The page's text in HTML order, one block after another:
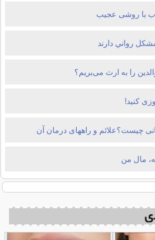
با روشی عجیب
را به ارث می‌بریم؟
کنید!
چیست؟علائم و راههای درمان آن
مال من